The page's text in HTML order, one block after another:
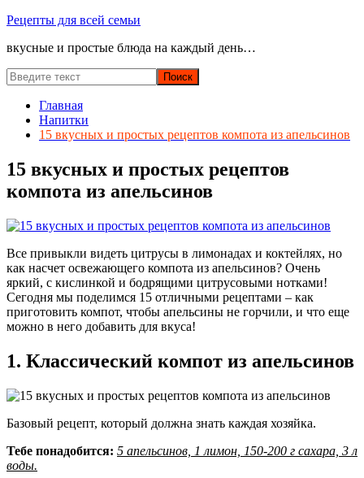
Перейти
содержимому
Рецепты для всей семьи
вкусные и простые блюда на каждый день…
Главная
Напитки
15 вкусных и простых рецептов компота из апельсинов
15 вкусных и простых рецептов
компота из апельсинов
Все привыкли видеть цитрусы в лимонадах и коктейлях, но
как насчет освежающего компота из апельсинов? Очень
яркий, с кислинкой и бодрящими цитрусовыми нотками!
Сегодня мы поделимся 15 отличными рецептами – как
приготовить компот, чтобы апельсины не горчили, и что еще
можно в него добавить для вкуса!
1. Классический компот из апельсинов
Базовый рецепт, который должна знать каждая хозяйка.
Тебе понадобится: 5 апельсинов, 1 лимон, 150-200 г сахара, 3 л
воды.